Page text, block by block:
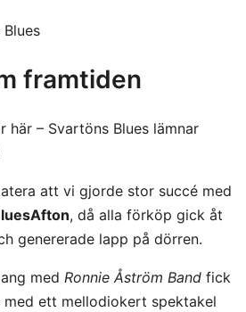
framtiden
här – Svartöns Blues lämnar
att vi gjorde stor succé med
, då alla förköp gick åt
genererade lapp på dörren.
med Ronnie Åström Band fick
ett mellodiokert spektakel